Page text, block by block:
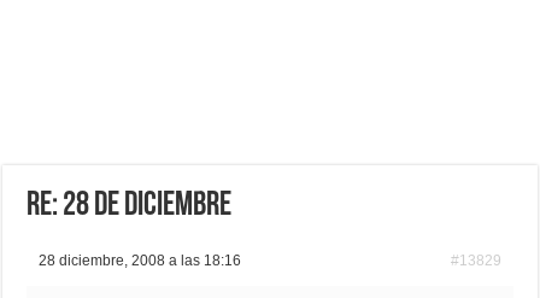
Re: 28 de Diciembre
28 diciembre, 2008 a las 18:16 #13829